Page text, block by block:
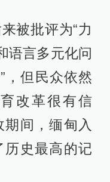
被批评为“力
语言多元化问
，但民众依然
改革很有信
间，缅甸入
历史最高的记